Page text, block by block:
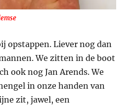
opstappen. Liever nog dan
We zitten in de boot
ook nog Jan Arends. We
in onze handen van
zit, jawel, een